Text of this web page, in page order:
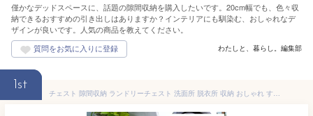
僅かなデッドスペースに、話題の隙間収納を購入したいです。20cm幅でも、色々収
納できるおすすめの引き出しはありますか？インテリアにも馴染む、おしゃれなデ
ザインが良いです。人気の商品を教えてください。
わたしと、暮らし。編集部
1st
チェスト 隙間収納 ランドリーチェスト 洗面所 脱衣所 収納 おしゃれ すきま収納 20cm キッチン 収納棚 引き出し 北欧 4段 棚 ランドリー収納 タオル収納 シンプル モダン 西海岸 ファブリックチェスト KLIM(クリム)